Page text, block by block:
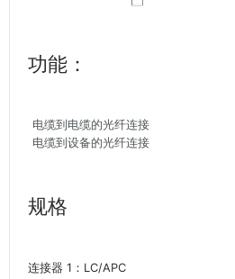
功能：
电缆到电缆的光纤连接
电缆到设备的光纤连接
规格
连接器 1：LC/APC